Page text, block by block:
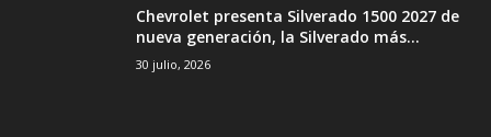
Chevrolet presenta Silverado 1500 2027 de
nueva generación, la Silverado más...
30 julio, 2026